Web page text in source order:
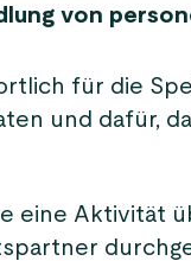
von
für die
und dafür,
eine Aktivität